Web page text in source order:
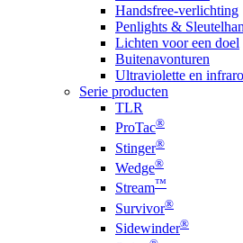
Handsfree-verlichting
Penlights &
Lichten voor een doel
Buitenavonturen
Ultraviolette en
Serie producten
TLR
ProTac®
Stinger®
Wedge®
Stream™
Survivor®
Sidewinder®